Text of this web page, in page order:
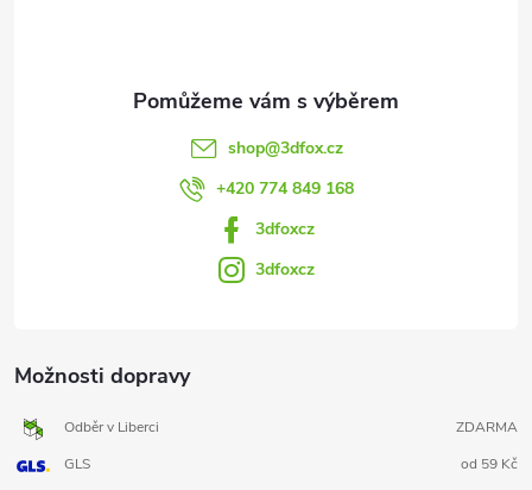
Možnosti dopravy
Odběr v Liberci
ZDARMA
GLS
od 59 Kč
shop@3dfox.cz
+420 774 849 168
3dfoxcz
3dfoxcz